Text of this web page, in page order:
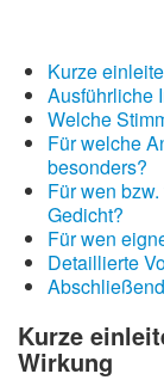
Kurze
Ausführliche
Welche
Für welche
besonders?
Für wen
Gedicht?
Für wen
Detaillierte
Kurze
Wirkung